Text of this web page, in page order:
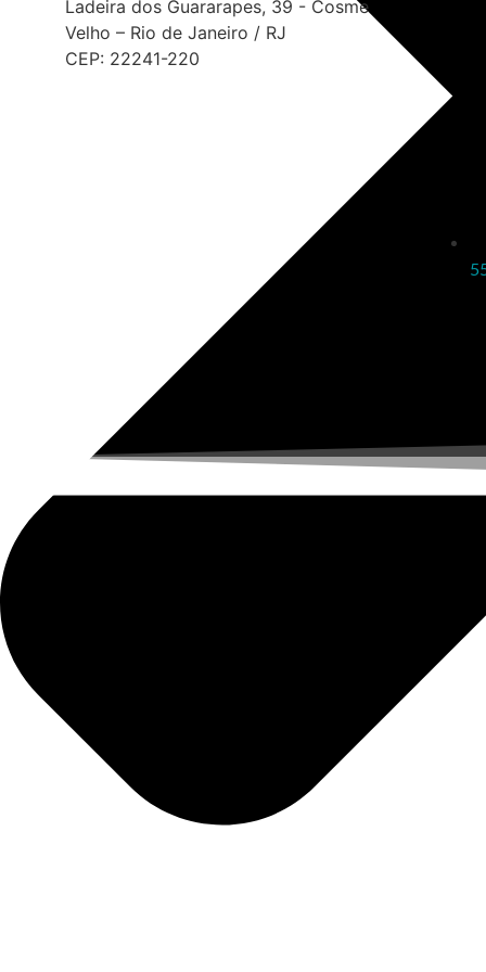
Ladeira dos Guararapes, 39 - Cosme
Velho – Rio de Janeiro / RJ
CEP: 22241-220